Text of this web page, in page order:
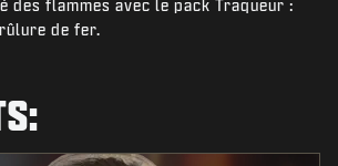
des flammes avec le pack Traqueur :
de fer.